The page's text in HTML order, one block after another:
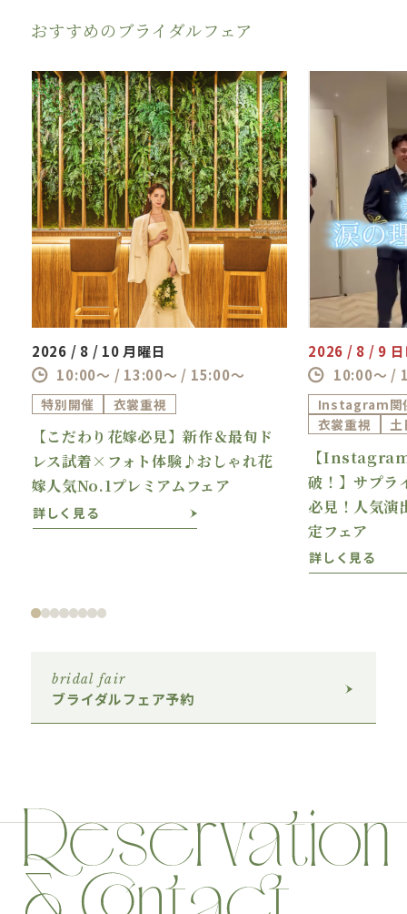
おすすめのブライダルフェア
2026 / 8 / 10 月曜日
10:00～ / 13:00～ / 15:00～
特別開催 衣裳重視
【こだわり花嫁必見】新作＆最旬ド
レス試着×フォト体験♪おしゃれ花
嫁人気No.1プレミアムフェア
詳しく見る
2026 / 8 / 9
10:00～ /
Instagram関
衣裳重視
土
【
破！】サプラ
必見！人気演
定フェア
詳しく見る
bridal fair
ブライダルフェア予約